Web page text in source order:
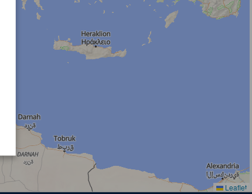
Leaflet